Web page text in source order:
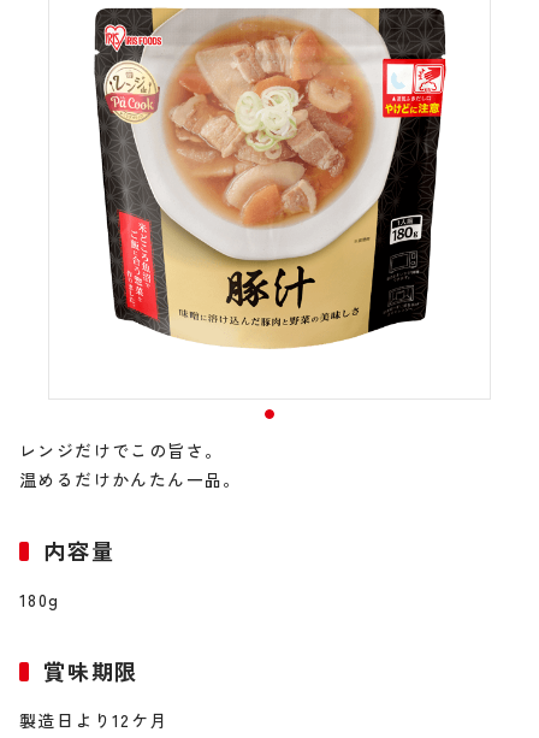
レンジだけでこの旨さ。
温めるだけかんたん一品。
内容量
180g
賞味期限
製造日より12ケ月